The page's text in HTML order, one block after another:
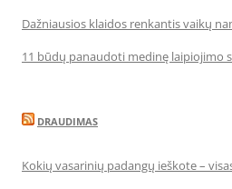
Dažniausios klaidos renkantis vaikų
11 būdų panaudoti medinę laipiojimo
DRAUDIMAS
Kokių vasarinių padangų ieškote –